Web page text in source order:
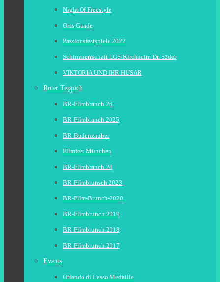
Night Of Freestyle
Oiss Guade
Passionsfestspiele 2022
Schirmherrschaft LGS-Kirchheim Dr. Söder
VIKTORIA UND IHR HUSAR
Roter Teppich
BR-Filmbranch 26
BR-Filmbranch 2025
BR-Budenzauber
Filmfest München
BR-Filmbranch 24
BR-Filmbrunsch 2023
BR-Film-Brunch-2020
BR-Filmbrunch 2019
BR-Filmbrunch 2018
BR-Filmbrunch 2017
Events
Orlando di Lasso Medaille